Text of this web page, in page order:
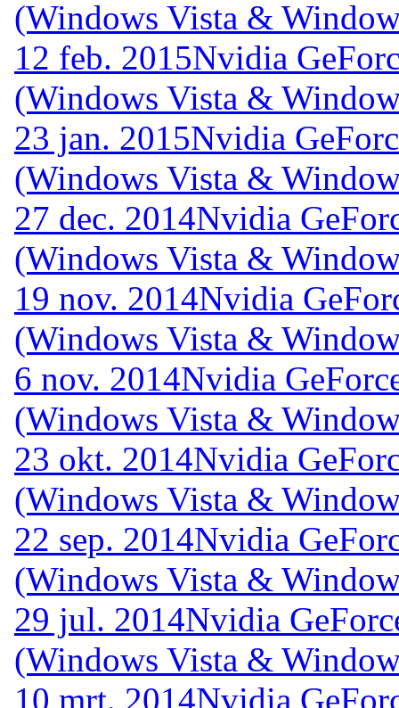
(Windows Vista &
12 feb. 2015Nvidia
(Windows Vista &
23 jan. 2015Nvidia
(Windows Vista &
27 dec. 2014Nvidia
(Windows Vista &
19 nov. 2014Nvidia
(Windows Vista &
6 nov. 2014Nvidia
(Windows Vista &
23 okt. 2014Nvidia
(Windows Vista &
22 sep. 2014Nvidia
(Windows Vista &
29 jul. 2014Nvidia
(Windows Vista &
10 mrt. 2014Nvidia